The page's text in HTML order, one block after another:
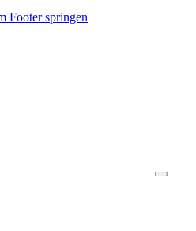
Footer springen